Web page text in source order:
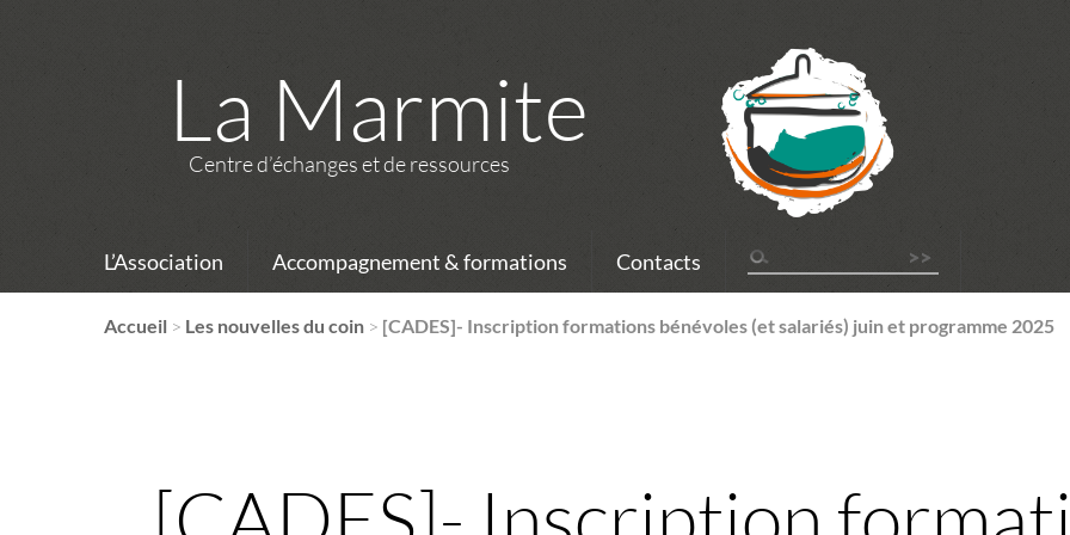
La Marmite
Centre d’échanges et de ressources
L’Association Accompagnement & formations Contacts
Accueil > Les nouvelles du coin > [CADES]- Inscription formations bénévoles (et salariés) juin et programme 2025